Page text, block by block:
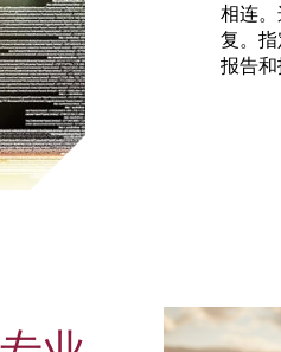
相连
复。
报告和